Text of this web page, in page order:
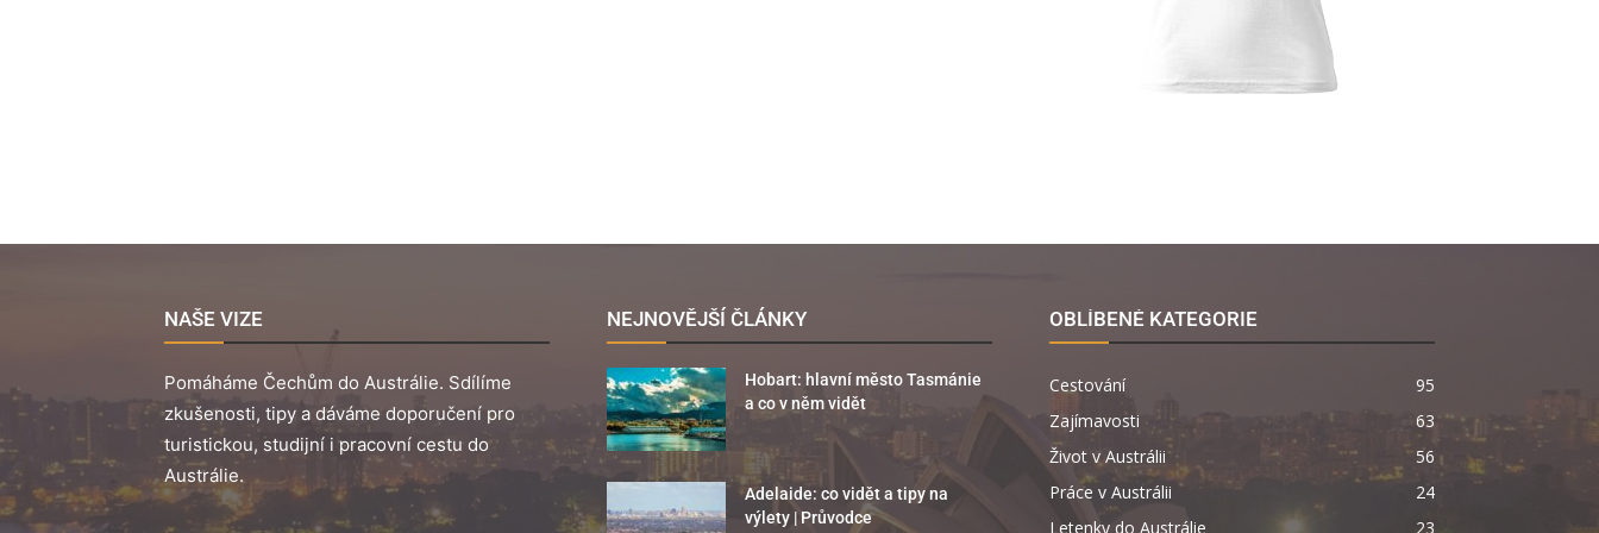
NAŠE VIZE
Pomáháme Čechům do Austrálie. Sdílíme
zkušenosti, tipy a dáváme doporučení pro
turistickou, studijní i pracovní cestu do
Austrálie.
NEJNOVĚJŠÍ ČLÁNKY
Hobart: hlavní město Tasmánie
a co v něm vidět
Adelaide: co vidět a tipy na
výlety | Průvodce
OBLÍBENÉ KATEGORIE
Cestování
95
Zajímavosti
63
Život v Austrálii
56
Práce v Austrálii
24
Letenky do Austrálie
23